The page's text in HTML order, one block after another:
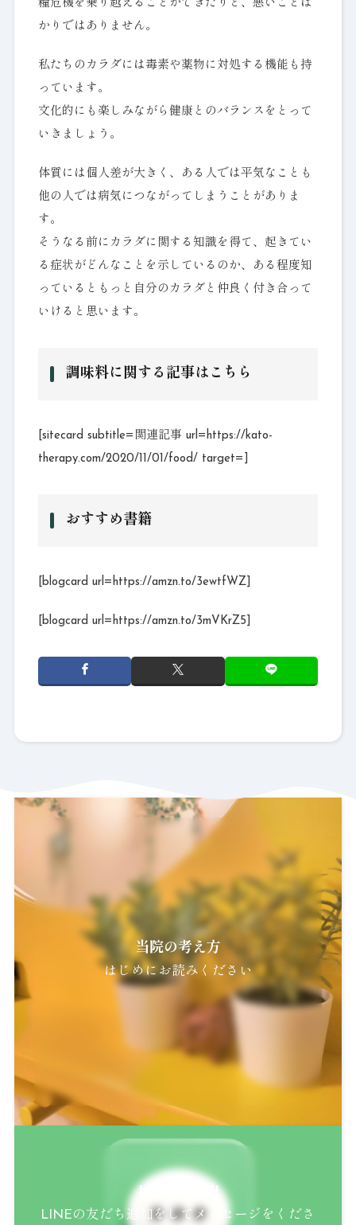
糧危機を乗り越えることができたりと、悪いことば
かりではありません。
私たちのカラダには毒素や薬物に対処する機能も持
っています。
文化的にも楽しみながら健康とのバランスをとって
いきましょう。
体質には個人差が大きく、ある人では平気なことも
他の人では病気につながってしまうことがありま
す。
そうなる前にカラダに関する知識を得て、起きてい
る症状がどんなことを示しているのか、ある程度知
っているともっと自分のカラダと仲良く付き合って
いけると思います。
調味料に関する記事はこちら
[sitecard subtitle=関連記事 url=https://kato-
therapy.com/2020/11/01/food/ target=]
おすすめ書籍
[blogcard url=https://amzn.to/3ewtfWZ]
[blogcard url=https://amzn.to/3mVKrZ5]
当院の考え方
はじめにお読みください
LINEで予約
LINEの友だち追加をしてメッセージをくださ